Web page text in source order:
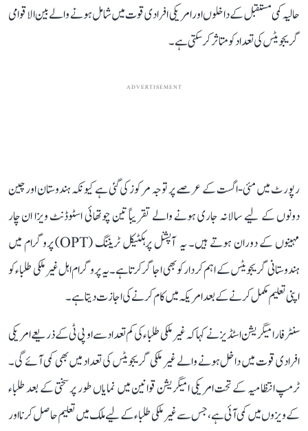
حالیہ کمی مستقبل کے داخلوں اور امریکی افرادی قوت میں شامل ہونے والے بین الاقوامی
گریجویٹس کی تعداد کو متاثر کر سکتی ہے۔
ADVERTISEMENT
رپورٹ میں مئی-اگست کے عرصے پر توجہ مرکوز کی گئی ہے کیونکہ ہندوستان اور چین
دونوں کے لیے سالانہ جاری ہونے والے تقریباً تین چوتھائی اسٹوڈنٹ ویزا ان چار
مہینوں کے دوران ہوتے ہیں۔ یہ آپشنل پرہکٹیکل ٹریننگ (OPT) پروگرام میں
ہندوستانی گریجویٹس کے اہم کردار کو بھی اجاگر کرتا ہے۔ یہ پروگرام اہل غیر ملکی طلباء کو
اپنی تعلیم مکمل کرنے کے بعد امریکہ میں کام کرنے کی اجازت دیتا ہے۔
سنٹر فار امیگریشن اسٹڈیز نے کہا کہ غیر ملکی طلباء کی کم تعداد سے او پی ٹی کے ذریعے امریکی
افرادی قوت میں داخل ہونے والے غیر ملکی گریجویٹس کی تعداد میں بھی کمی آئے گی۔
ٹرمپ انتظامیہ کے تحت امریکی امیگریشن قوانین میں نمایاں طور پر سختی کے بعد طلباء
کے ویزوں میں کمی آئی ہے، جس سے غیر ملکی طلباء کے لیے ملک میں تعلیم حاصل کرنا اور